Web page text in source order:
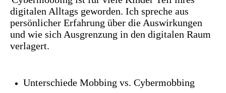
digitalen Alltags geworden. Ich spreche aus
persönlicher Erfahrung über die Auswirkungen
und wie sich Ausgrenzung in den digitalen Raum
verlagert.
Unterschiede Mobbing vs. Cybermobbing